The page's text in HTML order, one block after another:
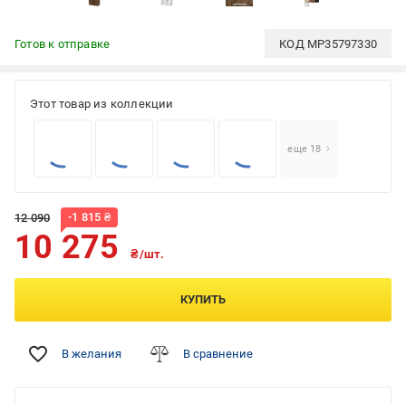
Готов к отправке КОД MP35797330
Этот товар из коллекции
еще 18
12 090 -1 815 ₴
10 275 ₴/шт.
КУПИТЬ
В желания В сравнение